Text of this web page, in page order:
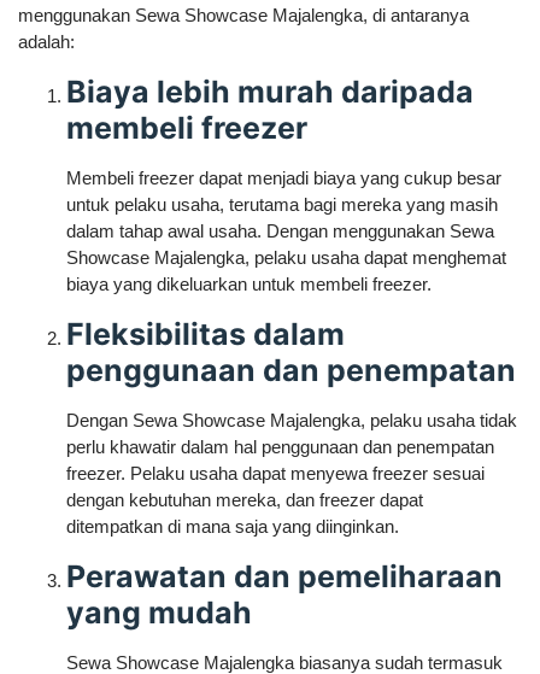
menggunakan Sewa Showcase Majalengka, di antaranya
adalah:
Biaya lebih murah daripada
membeli freezer
Membeli freezer dapat menjadi biaya yang cukup besar
untuk pelaku usaha, terutama bagi mereka yang masih
dalam tahap awal usaha. Dengan menggunakan Sewa
Showcase Majalengka, pelaku usaha dapat menghemat
biaya yang dikeluarkan untuk membeli freezer.
Fleksibilitas dalam
penggunaan dan penempatan
Dengan Sewa Showcase Majalengka, pelaku usaha tidak
perlu khawatir dalam hal penggunaan dan penempatan
freezer. Pelaku usaha dapat menyewa freezer sesuai
dengan kebutuhan mereka, dan freezer dapat
ditempatkan di mana saja yang diinginkan.
Perawatan dan pemeliharaan
yang mudah
Sewa Showcase Majalengka biasanya sudah termasuk